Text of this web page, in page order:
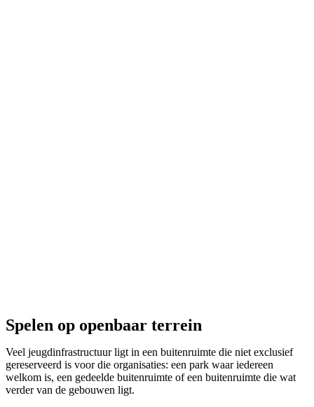
Spelen op openbaar terrein
Veel jeugdinfrastructuur ligt in een buitenruimte die niet exclusief
gereserveerd is voor die organisaties: een park waar iedereen
welkom is, een gedeelde buitenruimte of een buitenruimte die wat
verder van de gebouwen ligt.